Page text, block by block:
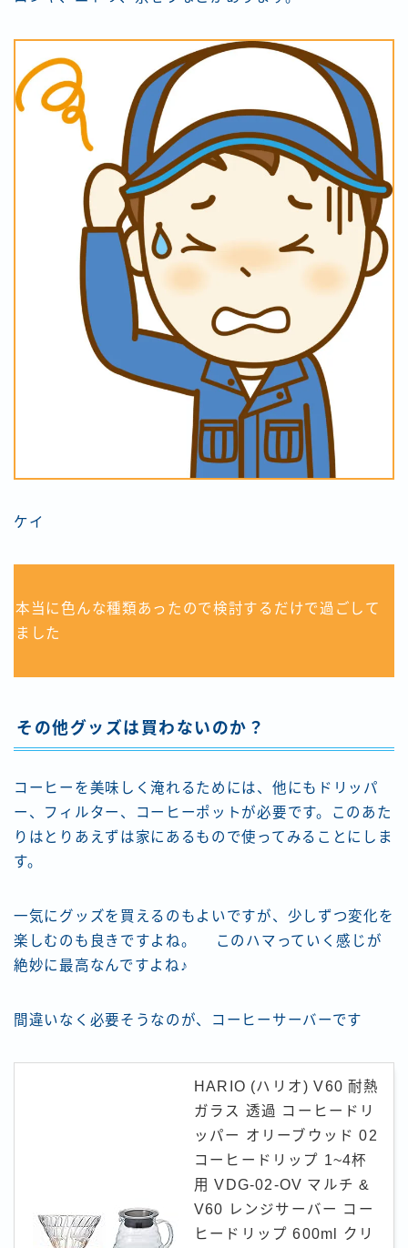
ケイ
本当に色んな種類あったので検討するだけで過ごして
ました
その他グッズは買わないのか？
コーヒーを美味しく淹れるためには、他にもドリッパ
ー、フィルター、コーヒーポットが必要です。このあた
りはとりあえずは家にあるもので使ってみることにしま
す。
一気にグッズを買えるのもよいですが、少しずつ変化を
楽しむのも良きですよね。 このハマっていく感じが
絶妙に最高なんですよね♪
間違いなく必要そうなのが、コーヒーサーバーです
HARIO (ハリオ) V60 耐熱
ガラス 透過 コーヒードリ
ッパー オリーブウッド 02
コーヒードリップ 1~4杯
用 VDG-02-OV マルチ &
V60 レンジサーバー コー
ヒードリップ 600ml クリ